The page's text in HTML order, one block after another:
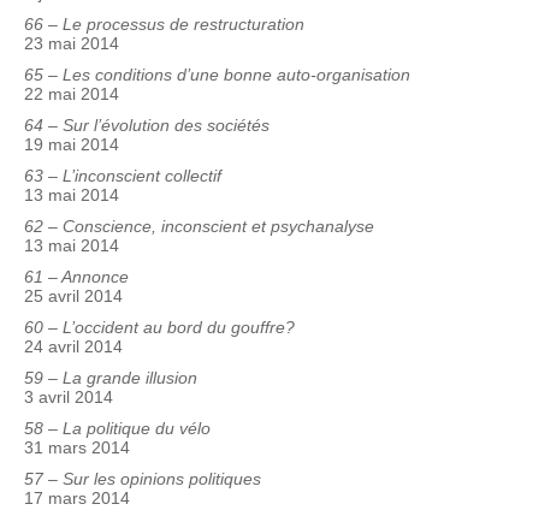
66 – Le processus de restructuration
23 mai 2014
65 – Les conditions d’une bonne auto-organisation
22 mai 2014
64 – Sur l’évolution des sociétés
19 mai 2014
63 – L’inconscient collectif
13 mai 2014
62 – Conscience, inconscient et psychanalyse
13 mai 2014
61 – Annonce
25 avril 2014
60 – L’occident au bord du gouffre?
24 avril 2014
59 – La grande illusion
3 avril 2014
58 – La politique du vélo
31 mars 2014
57 – Sur les opinions politiques
17 mars 2014